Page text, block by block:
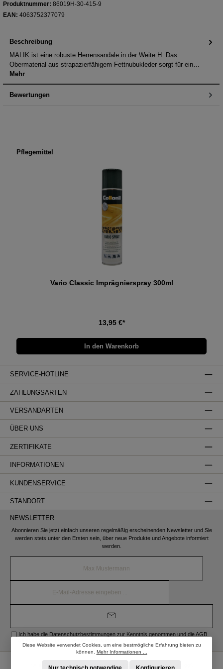
Produktnummer: 86019H-30-415-9
EAN: 4063752377079
Beschreibung
MALIK ist eine robuste Herrensandale in der Weite H. Das
Obermaterial aus strapazierfähigem Fettnubukleder sorgt für ein…
Mehr
Bewertungen
Produktgalerie überspringen
Pflegemittel
Vario Classic Imprägnierspray 300ml
13,95 €*
In den Warenkorb
SERVICE-HOTLINE
ZAHLUNGSARTEN
VERSANDARTEN
ÜBER UNS
ZERTIFIKATE
INFORMATIONEN
KUNDENSERVICE
STANDORT
NEWSLETTER
Abonnieren Sie jetzt einfach unseren regelmäßig erscheinenden Newsletter und Sie
werden stets unter den Ersten sein, über neue Produkte und Angebote informiert
werden.
Mail-
Ich habe die Datenschutzbestimmungen zur Kenntnis genommen und dieAGB
* Alle Preise inkl. gesetzl. Mehrwertsteuer zzgl.Versandkosten
Diese Website verwendet Cookies, um eine bestmögliche Erfahrung bieten zu
können. Mehr Informationen ...